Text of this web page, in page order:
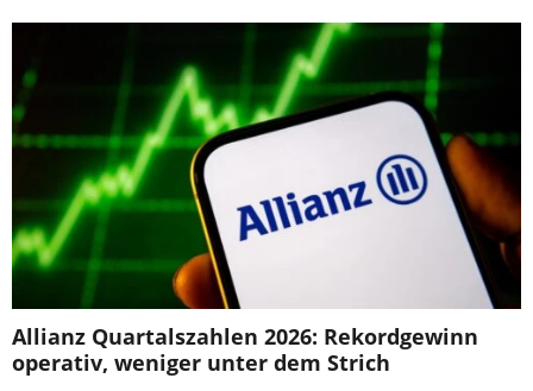
Allianz Quartalszahlen 2026: Rekordgewinn
operativ, weniger unter dem Strich